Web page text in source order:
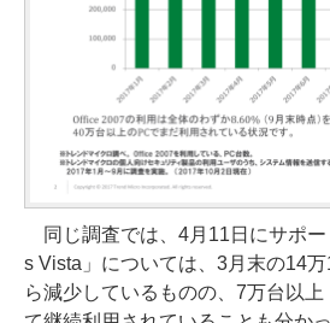
同じ調査では、4月11日にサポ
s Vista」については、3月末の14
ら減少しているものの、7万台以